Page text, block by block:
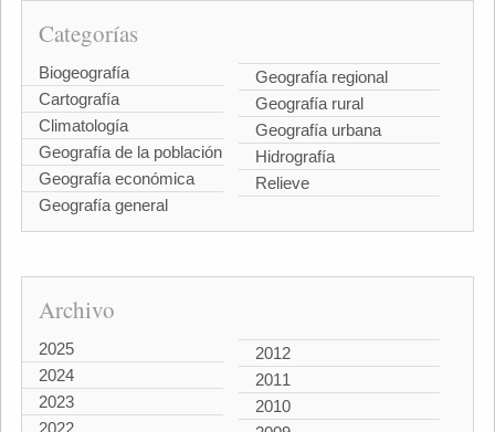
Categorías
Biogeografía
Cartografía
Climatología
Geografía de la población
Geografía económica
Geografía general
Geografía regional
Geografía rural
Geografía urbana
Hidrografía
Relieve
Archivo
2025
2024
2023
2022
2012
2011
2010